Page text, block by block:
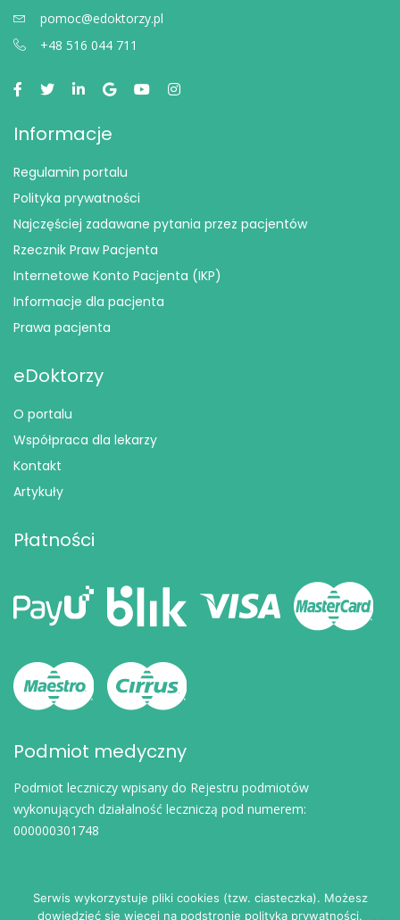
pomoc@edoktorzy.pl
+48 516 044 711
Informacje
Regulamin portalu
Polityka prywatności
Najczęściej zadawane pytania przez pacjentów
Rzecznik Praw Pacjenta
Internetowe Konto Pacjenta (IKP)
Informacje dla pacjenta
Prawa pacjenta
eDoktorzy
O portalu
Współpraca dla lekarzy
Kontakt
Artykuły
Płatności
Podmiot medyczny
Podmiot leczniczy wpisany do Rejestru podmiotów
wykonujących działalność leczniczą pod numerem:
000000301748
Serwis wykorzystuje pliki cookies (tzw. ciasteczka). Możesz
dowiedzieć się więcej na podstronie polityka prywatności.